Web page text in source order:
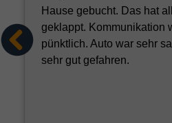
Hause gebucht. Das hat
geklappt. Kommunikation
pünktlich. Auto war sehr
sehr gut gefahren.